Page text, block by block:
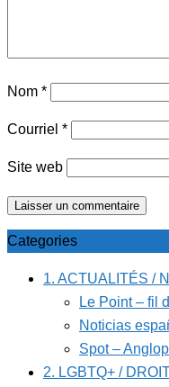
Nom *
Courriel *
Site web
Categories
1. ACTUALITÉS /
Le Point – fil
Noticias
Spot –
2. LGBTQ+ /